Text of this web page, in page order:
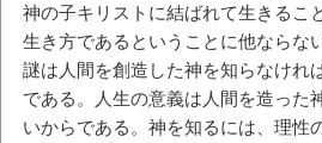
神の子キリストに結ばれて生きるこ
生き方であるということに他ならな
謎は人間を創造した神を知らなけれ
である。人生の意義は人間を造った
いからである。神を知るには、理性